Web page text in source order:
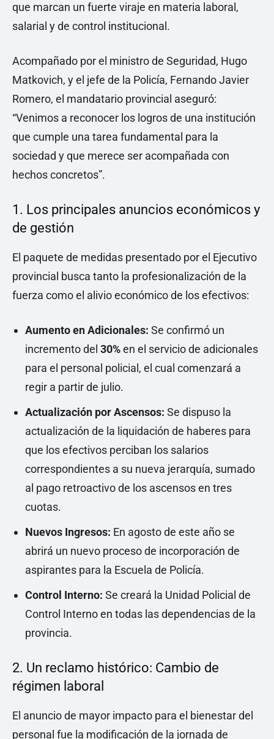
que marcan un fuerte viraje en materia laboral,
salarial y de control institucional.
Acompañado por el ministro de Seguridad, Hugo
Matkovich, y el jefe de la Policía, Fernando Javier
Romero, el mandatario provincial aseguró:
“Venimos a reconocer los logros de una institución
que cumple una tarea fundamental para la
sociedad y que merece ser acompañada con
hechos concretos”.
1. Los principales anuncios económicos y
de gestión
El paquete de medidas presentado por el Ejecutivo
provincial busca tanto la profesionalización de la
fuerza como el alivio económico de los efectivos:
Aumento en Adicionales: Se confirmó un
incremento del 30%en el servicio de adicionales
para el personal policial, el cual comenzará a
regir a partir de julio.
Actualización por Ascensos: Se dispuso la
actualización de la liquidación de haberes para
que los efectivos perciban los salarios
correspondientes a su nueva jerarquía, sumado
al pago retroactivo de los ascensos en tres
cuotas.
Nuevos Ingresos: En agosto de este año se
abrirá un nuevo proceso de incorporación de
aspirantes para la Escuela de Policía.
Control Interno: Se creará la Unidad Policial de
Control Interno en todas las dependencias de la
provincia.
2. Un reclamo histórico: Cambio de
régimen laboral
El anuncio de mayor impacto para el bienestar del
personal fue la modificación de la jornada de